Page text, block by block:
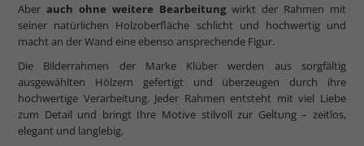
Aber auch ohne weitere Bearbeitung wirkt der Rahmen mit
seiner natürlichen Holzoberfläche schlicht und hochwertig und
macht an der Wand eine ebenso ansprechende Figur.
Die Bilderrahmen der Marke Klüber werden aus sorgfältig
ausgewählten Hölzern gefertigt und überzeugen durch ihre
hochwertige Verarbeitung. Jeder Rahmen entsteht mit viel Liebe
zum Detail und bringt Ihre Motive stilvoll zur Geltung – zeitlos,
elegant und langlebig.